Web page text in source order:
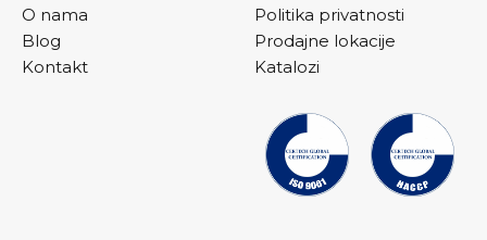
O nama
Blog
Kontakt
Politika privatnosti
Prodajne lokacije
Katalozi